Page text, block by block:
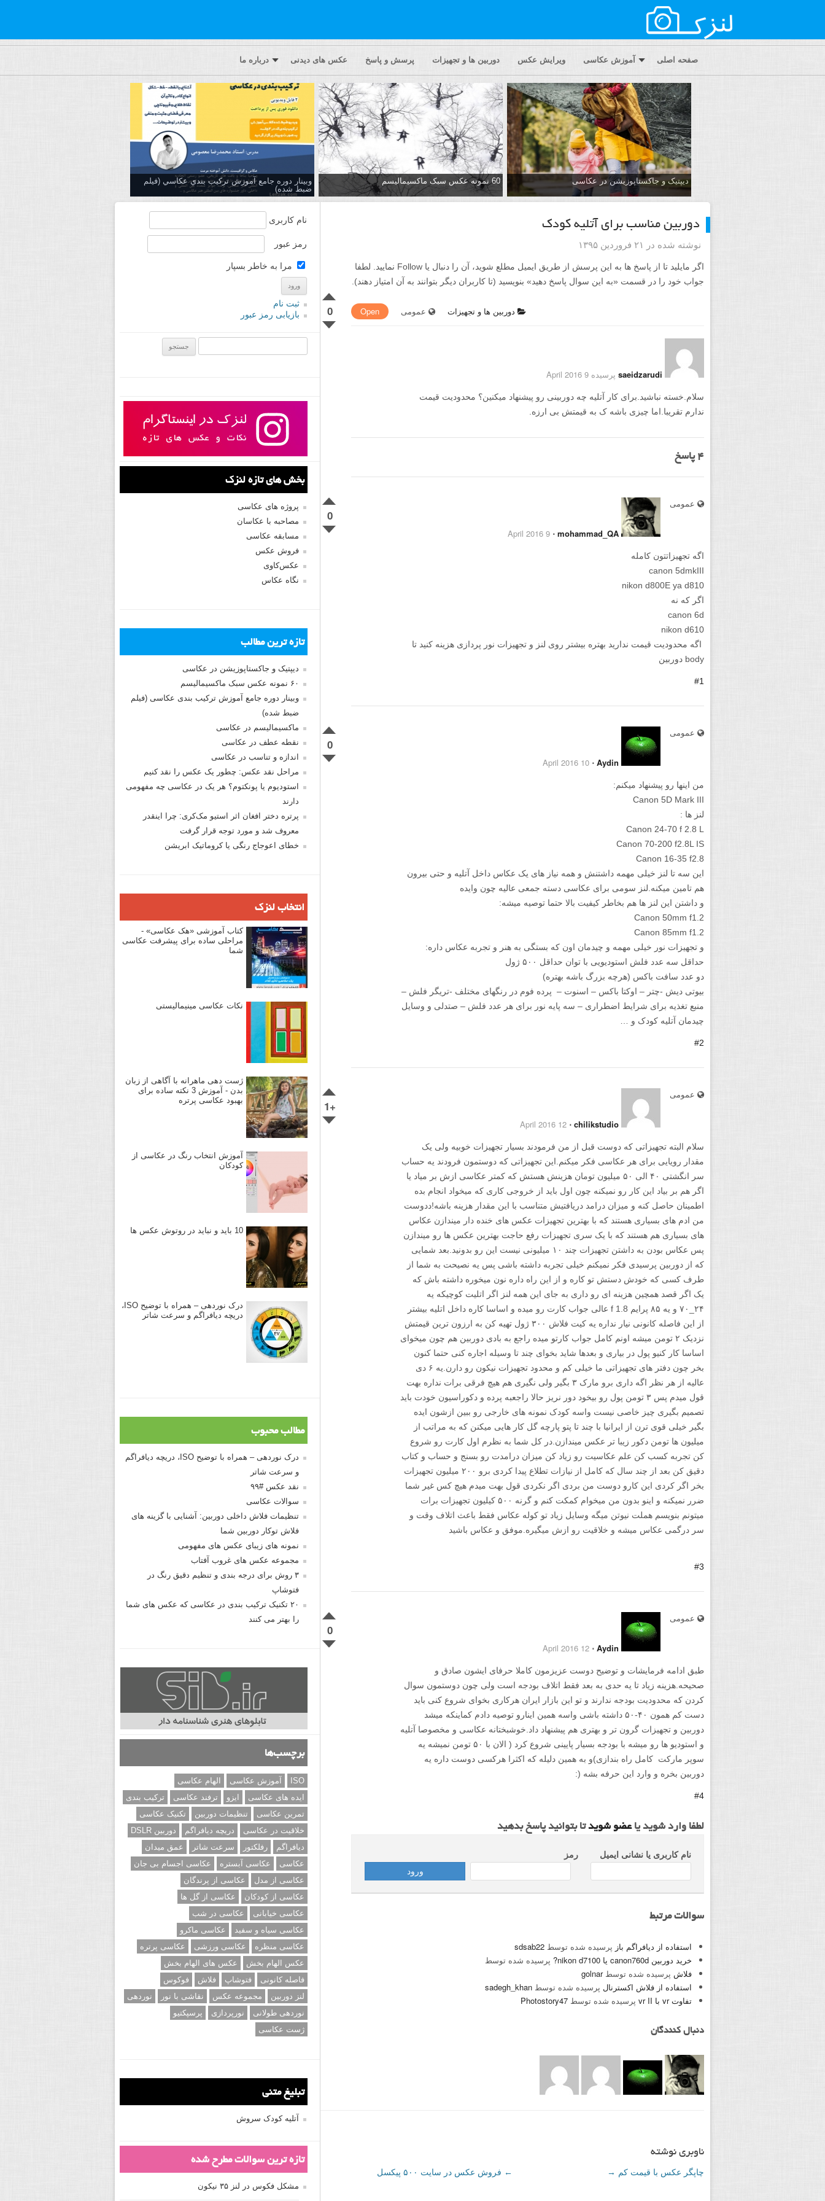
صفحه اصلی آموزش عکاسی ویرایش عکس دوربین ها و تجهیزات پرسش و پاسخ عکس های دیدنی درباره ما
دیپتیک و جاکستا‌پوزیشن در عکاسی 60 نمونه عکس سبک ماکسیمالیسم
وبینار دوره جامع آموزش تركيب بندي عكاسي (فیلم
ضبط شده)
دوربین مناسب برای آتلیه کودک
نوشته شده در ۲۱ فروردین ۱۳۹۵
اگر مایلید تا از پاسخ ها به این پرسش از طریق ایمیل مطلع شوید، آن را دنبال یا Follow نمایید. لطفا
جواب خود را در قسمت «به این سوال پاسخ دهید» بنویسید (تا کاربران دیگر بتوانند به آن امتیاز دهند).
0 Open عمومی دوربین ها و تجهیزات
saeidzarudi پرسیده 9 April 2016
سلام.خسته نباشید.برای کار آتلیه چه دوربینی رو پیشنهاد میکنین؟ محدودیت قیمت
ندارم تقریبا.اما چیزی باشه ک به قیمتش بی ارزه.
4 پاسخ
0
عمومی
mohammad_QA
⋅
9 April 2016
اگه تجهیزاتتون کامله
canon 5dmkIII
nikon d800E ya d810
اگر که نه
canon 6d
nikon d610
اگه محدودیت قیمت ندارید بهتره بیشتر روی لنز و تجهیزات نور پردازی هزینه کنید تا
body دوربین
#1
0
عمومی
Aydin
⋅
10 April 2016
من اینها رو پیشنهاد میکنم:
Canon 5D Mark III
لنز ها :
Canon 24-70 f 2.8 L
Canon 70-200 f2.8L IS
Canon 16-35 f2.8
این سه تا لنز خیلی مهمه داشتنش و همه نیاز های یک عکاس داخل آتلیه و حتی بیرون
هم تامین میکنه.لنز سومی برای عکاسی دسته جمعی عالیه چون وایده
و داشتن این لنز ها هم بخاطر کیفیت بالا حتما توصیه میشه:
Canon 50mm f1.2
Canon 85mm f1.2
و تجهیزات نور خیلی مهمه و چیدمان اون که بستگی به هنر و تجربه عکاس داره:
حداقل سه عدد فلش استودیویی با توان حداقل ۵۰۰ ژول
دو عدد سافت باکس (هرچه بزرگ باشه بهتره)
بیوتی دیش -چتر – اوکتا باکس – اسنوت – پرده فوم در رنگهای مختلف -تریگر فلش –
منبع تغذیه برای شرایط اضطراری – سه پایه نور برای هر عدد فلش – صتدلی و وسایل
چیدمان آتلیه کودک و …
#2
+1
عمومی
chilikstudio
⋅
12 April 2016
سلام البته تجهیزاتی که دوست قبل از من فرمودند بسیار تجهیزات خوبیه ولی یک
مقدار رویایی برای هر عکاسی فکر میکنم.این تجهیزاتی که دوستمون فرودند یه حساب
سر انگشتی ۴۰ الی ۵۰ میلیون تومان هزینش هستش که کمتر عکاسی ازش بر میاد یا
اگر هم بر بیاد این کار رو نمیکنه چون اول باید از خروجی کاری که میخواد انجام بده
اطمینان حاصل کنه و میزان درامد دریافتیش متناسب با این مقدار هزینه باشه!ددوست
من ادم های بسیاری هستند که با بهترین تجهیزات عکس های خنده دار میندازن عکاس
های بسیاری هم هستند که با یک سری تجهیزات رفع حاجت بهترین عکس ها رو میندازن
پس عکاس بودن به داشتن تجهیزات چند ۱۰ میلیونی نیست این رو بدونید.بعد شمایی
که از دوربین پرسیدی فکر نمیکنم خیلی تجربه داشته باشی پس یه نصیحت به شما از
طرف کسی که خودش دستش تو کاره و از این راه داره نون میخوره داشته باش که
یک اگر قصد همچین هزینه ای رو داری به جای این همه لنز اگر اتلیت کوچیکه یه
۲۴_۷۰ و یه ۸۵ پرایم f 1.8 عالی جواب کارت رو میده و اساسا کاره داخل اتلیه بیشتر
از این فاصله کانونی نیار نداره یه کیت فلاش ۳۰۰ ژول تهیه کن به ارزون ترین قیمتش
نزدیک ۲ تومن میشه اونم کامل جواب کارتو میده راجع به بادی دوربین هم چون میخوای
اساسا کار کنیو پول در بیاری و بعدها شاید بخوای چند تا وسیله اجاره کنی حتما کنون
بخر چون دفتر های تجهیزاتی ما خیلی کم و محدود تجهیزات نیکون رو دارن.یه ۶ دی
عالیه از هر نظر اگه داری برو مارک ۳ بگیر ولی نگیری هم هیچ فرقی برات نداره بهت
قول میدم پس ۳ تومن پول رو بیخود دور نریز حالا راجعبه پرده و دکوراسیون خودت باید
تصمیم بگیری چیز خاصی نیست واسه کودک نمونه های خارجی رو ببین ازشون ایده
بگیر خیلی قوی ترن از ایرانیا با چند تا پتو پارچه گل کار هایی میکنن که به مراتب از
میلیون ها تومن دکور زیبا تر عکس میندازن.در کل شما به نظرم اول کارت رو شروع
کن تجربه کسب کن علم عکاسیت رو زیاد کن میزان درامدت رو بسنج و حساب و کتاب
دقیق کن بعد از چند سال که کامل از نیازات تطلاع پیدا کردی برو ۲۰۰ میلیون تجهیزات
بخر اگر کردی این کارو دوست من بردی اگر نکردی قول بهت میدم هیچ کس غیر شما
ضرر نمیکنه و اینو بدون من میخوام کمکت کنم و گرنه ۵۰۰ کیلیون تجهیزات برات
میتونم بنویسم هملت نیوتن میگه وسایل زیاد تو کوله عکاس فقط باعث اتلاف وقت و
سر درگمی عکاس میشه و خلاقیت رو ازش میگیره.موفق و عکاس باشید
#3
0
عمومی
Aydin
⋅
12 April 2016
طبق ادامه فرمایشات و توضیح دوست عزیزمون کاملا حرفای ایشون صادق و
صحیحه.هزینه زیاد تا یه حدی به بعد فقط اتلاف بودجه است ولی چون دوستمون سوال
کردن که محدودیت بودجه ندارند و تو این بازار ایران هرکاری بخوای شروع کنی باید
دست کم همون ۴۰-۵۰ داشته باشی واسه همین اینارو توصیه دادم کماینکه میشد
دوربین و تجهیزات گرون تر و بهتری هم پیشنهاد داد.خوشبختانه عکاسی و مخصوصا آتلیه
و استودیو ها رو میشه با بودجه بسیار پایینی شروع کرد ( الان با ۵۰ تومن نمیشه یه
سوپر مارکت کامل راه بندازی)و به همین دلیله که اکثرا هرکسی دوست داره یه
دوربین بخره و وارد این حرفه بشه (:
#4
لطفا وارد شوید یاعضو شویدتا بتوانید پاسخ بدهید
نام کاربری یا نشانی ایمیل رمز
سوالات مرتبط
استفاده از دیافراگم باز پرسیده شده توسط sdsab22
خرید دوربین canon760d یا nikon d7100?
پرسیده شده توسط
فلاش پرسیده شده توسطgolnar
استفاده از فلاش اکسترنال پرسیده شده توسط sadegh_khan
تفاوت vr با vr II
پرسیده شده توسط Photostory47
دنبال کنندگان
ناوبری نوشته
← فروش عکس در سایت ۵۰۰ پیکسل چاپگر عکس با قیمت کم →
نام کاربری
رمز عبور
مرا به خاطر بسپار
ثبت نام
بازیابی رمز عبور
بخش های تازه لنزک
پروژه های عکاسی
مصاحبه با عکاسان
مسابقه عکاسی
فروش عکس
عکس‌کاوی
نگاه عکاس
تازه ترین مطالب
دیپتیک و جاکستا‌پوزیشن در عکاسی
۶۰ نمونه عکس سبک ماکسیمالیسم
وبینار دوره جامع آموزش ترکیب بندی عکاسی (فیلم
ضبط شده)
ماکسیمالیسم در عکاسی
نقطه عطف در عکاسی
اندازه و تناسب در عکاسی
مراحل نقد عکس: چطور یک عکس را نقد کنیم
استودیوم یا پونکتوم؟ هر یک در عکاسی چه مفهومی
دارند
پرتره دختر افغان اثر استیو مک‌کری: چرا اینقدر
معروف شد و مورد توجه قرار گرفت
خطای اعوجاج رنگی یا کروماتیک ابریشن
انتخاب لنزک
کتاب آموزشی «هک عکاسی» -
مراحلی ساده برای پیشرفت عکاسی
شما
نکات عکاسی مینیمالیستی
ژست دهی ماهرانه با آگاهی از زبان
بدن - آموزش 3 نکته ساده برای
بهبود عکاسی پرتره
آموزش انتخاب رنگ در عکاسی از
کودکان
10 باید و نباید در روتوش عکس ها
درک نوردهی – همراه با توضیح ISO،
دریچه دیافراگم و سرعت شاتر
مطالب محبوب
درک نوردهی – همراه با توضیح ISO، دریچه دیافراگم
و سرعت شاتر
نقد عکس #۹۹
سوالات عکاسی
تنظیمات فلاش داخلی دوربین: آشنایی با گزینه های
فلاش توکار دوربین شما
نمونه های زیبای عکس های مفهومی
مجموعه عکس های غروب آفتاب
۳ روش برای درجه بندی و تنظیم دقیق رنگ در
فتوشاپ
۲۰ تکنیک ترکیب بندی در عکاسی که عکس های شما
را بهتر می کنند
برچسب‌ها
ISO آموزش عکاسی
الهام عکاسی
ایده های عکاسی
ایزو ترفند عکاسی
ترکیب بندی
تمرین عکاسی
تنظیمات دوربین
تکنیک عکاسی
خلاقیت در عکاسی
دریچه دیافراگم
دوربین DSLR
دیافراگم
رفلکتور سرعت شاتر
عمق میدان
عکاسی
عکاسی آبستره
عکاسی اجسام بی جان
عکاسی از مدل
عکاسی از پرندگان
عکاسی از کودکان
عکاسی از گل ها
عکاسی خیابانی
عکاسی در شب
عکاسی سیاه و سفید
عکاسی ماکرو
عکاسی منظره
عکاسی ورزشی
عکاسی پرتره
عکس الهام بخش
عکس های الهام بخش
فاصله کانونی
فتوشاپ فلاش
فوکوس
لنز دوربین
مجموعه عکس نقاشی با نور
نوردهی
نوردهی طولانی
نورپردازی
پرسپکتیو
ژست عکاسی
تبلیغ متنی
آتلیه کودک سروش
تازه ترین سوالات مطرح شده
مشکل فکوس در لنز ۳۵ نیکون